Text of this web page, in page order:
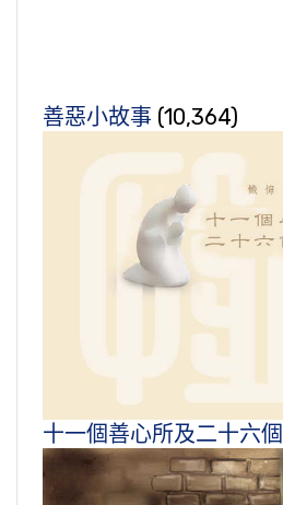
善惡小故事 (10,364)
十一個善心所及二十六